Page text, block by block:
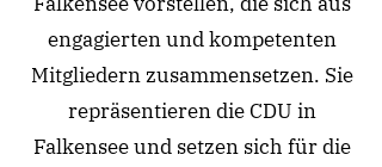
engagierten und kompetenten
Mitgliedern zusammensetzen. Sie
repräsentieren die CDU in
Falkensee und setzen sich für die